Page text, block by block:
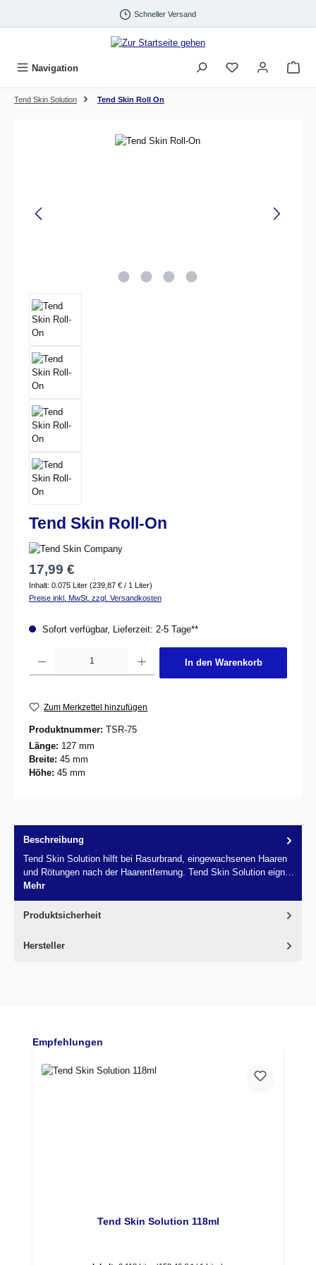
Schneller Versand
Navigation
Tend Skin Solution Tend Skin Roll On
Bildergalerie überspringen
Tend Skin Roll-On
Regulärer Preis:
17,99 €
Inhalt: 0.075 Liter (239,87 € / 1 Liter)
Preise inkl. MwSt. zzgl. Versandkosten
Sofort verfügbar, Lieferzeit: 2-5 Tage**
In den Warenkorb
Zum Merkzettel hinzufügen
Produktnummer: TSR-75
Länge: 127 mm
Breite: 45 mm
Höhe: 45 mm
Beschreibung
Tend Skin Solution hilft bei Rasurbrand, eingewachsenen Haaren
und Rötungen nach der Haarentfernung. Tend Skin Solution eign…
Mehr
Produktsicherheit
Hersteller
Produktgalerie überspringen
Empfehlungen
Tend Skin Solution 118ml